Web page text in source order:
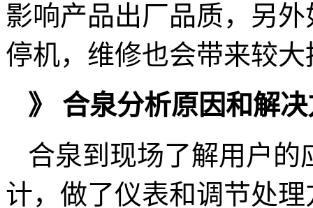
影响产品出厂品质，另
停机，维修也会带来较大
》 合泉分析原因和解
合泉到现场了解用户的
计，做了仪表和调节处